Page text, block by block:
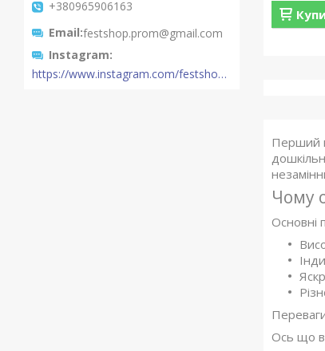
Перший
Чому
Основні
Ось що
+380965906163
Email festshop.prom@gmail.com
Instagram
https://www.instagram.com/festshop.com.ua/